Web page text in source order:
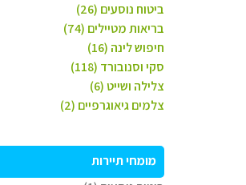
ביטוח נוסעים (26)
בריאות מטיילים (74)
חיפוש לינה (16)
סקי וסנובורד (118)
צלילה ושייט (6)
צלמים גיאוגרפיים (2)
מומחי תיירות